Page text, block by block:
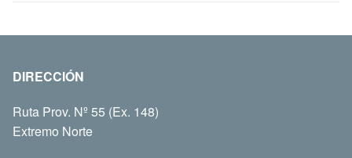
DIRECCIÓN
Ruta Prov. Nº 55 (Ex. 148)
Extremo Norte